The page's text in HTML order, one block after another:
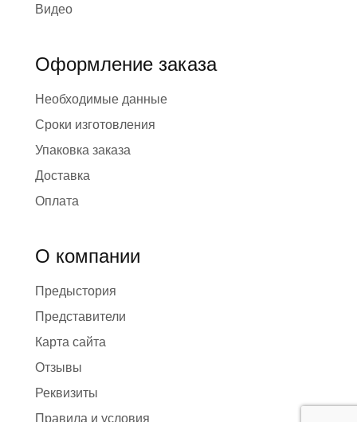
Видео
Оформление заказа
Необходимые данные
Сроки изготовления
Упаковка заказа
Доставка
Оплата
О компании
Предыстория
Представители
Карта сайта
Отзывы
Реквизиты
Правила и условия